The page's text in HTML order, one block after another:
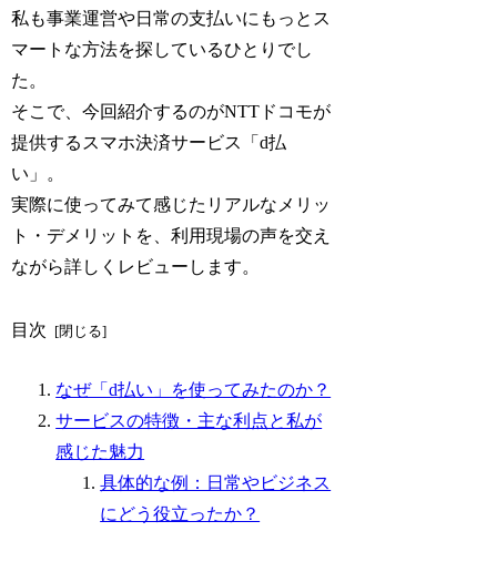
私も事業運営や日常の支払いにもっとス
マートな方法を探しているひとりでし
た。
そこで、今回紹介するのがNTTドコモが
提供するスマホ決済サービス「d払
い」。
実際に使ってみて感じたリアルなメリッ
ト・デメリットを、利用現場の声を交え
ながら詳しくレビューします。
目次
なぜ「d払い」を使ってみたのか？
サービスの特徴・主な利点と私が
感じた魅力
具体的な例：日常やビジネス
にどう役立ったか？